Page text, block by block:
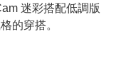
迷彩搭配低調版
的穿搭。